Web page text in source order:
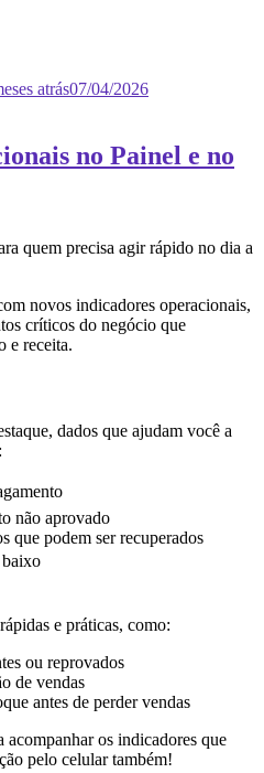
atrás07/04/2026
no Painel e no
quem precisa agir rápido no dia a
novos indicadores operacionais,
críticos do negócio que
e receita.
dados que ajudam você a
não aprovado
que podem ser recuperados
e práticas, como:
ou reprovados
de vendas
antes de perder vendas
os indicadores que
pelo celular também!